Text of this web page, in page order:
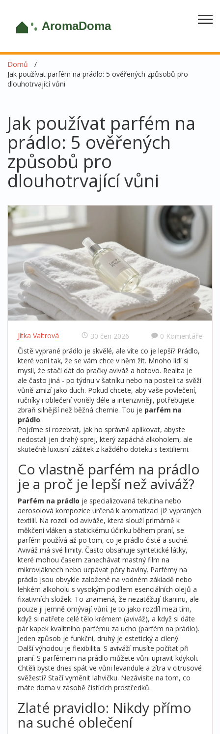
Domů
Jak používat parfém na prádlo: 5 ověřených způsobů pro
dlouhotrvající vůni
Jak používat parfém na
prádlo: 5 ověřených
způsobů pro
dlouhotrvající vůni
Jitka Valtrová 30 čen 2026
0 Komentáře
Čistě vyprané prádlo je skvělé, ale víte co je lepší? Prádlo,
které voní tak, že se vám chce v něm žít. Mnoho lidí si
myslí, že stačí dát do pračky aviváž a hotovo. Realita je
ale často jiná - po týdnu v šatníku nebo na posteli ta svěží
vůně zmizí jako duch. Pokud chcete, aby vaše povlečení,
ručníky i oblečení voněly déle a intenzivněji, potřebujete
zbraň silnější než běžná chemie. Tou je parfém na
prádlo.
Pojďme si rozebrat, jak ho správně aplikovat, abyste
nedostali jen drahý sprej, který zapáchá alkoholem, ale
skutečně luxusní zážitek z každého doteku s textiliemi.
Co vlastně parfém na prádlo
je a proč je lepší než aviváž?
Parfém na prádlo je specializovaná tekutina nebo
aerosolová kompozice určená k aromatizaci již vypraných
textilií. Na rozdíl od aviváže, která slouží primárně k
měkčení vláken a statickému účinku během praní, se
parfém používá až po tom, co je prádlo čisté a suché.
Aviváž má své limity. Často obsahuje syntetické látky,
které mohou časem zanechávat mastný film na
mikrovláknech nebo ucpávat póry bavlny. Parfémy na
prádlo jsou obvykle založené na vodném základě nebo
lehkém alkoholu s vysokým podílem esenciálních olejů a
fixativních složek. To znamená, že nezatěžují tkaninu, ale
pouze ji jemně omývají vůní. Je to jako rozdíl mezi tím,
když si natřete celé tělo krémem (aviváž), a když si dáte
pár kapek kvalitního parfému za ucho (parfém na prádlo).
Jeden způsob je funkční, druhý je estetický a cílený.
Další výhodou je flexibilita. S aviváží musíte počítat při
praní. S parfémem na prádlo můžete vůni upravit kdykoli.
Chtěli byste dnes spát ve vůni levandule a zítra v citrusové
svěžesti? Stačí vyměnit lahvičku. Nezávisíte na tom, co
máte doma v zásobě čistících prostředků.
Zlaté pravidlo: Nikdy přímo
na suché oblečení